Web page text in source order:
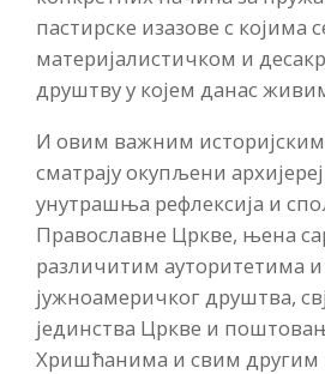
пастирске изазове с којима
материјалистичком и
друштву у којем данас
И овим важним историјским
сматрају окупљени
унутрашња рефлексија и
Православне Цркве, њена
различитим ауторитетима
јужноамеричког друштва,
јединства Цркве и
Хришћанима и свим другим